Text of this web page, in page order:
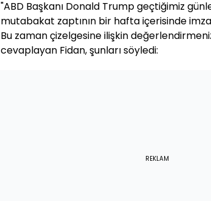
"ABD Başkanı Donald Trump geçtiğimiz
mutabakat zaptının bir hafta içerisinde
Bu zaman çizelgesine ilişkin
cevaplayan Fidan, şunları söyledi:
REKLAM